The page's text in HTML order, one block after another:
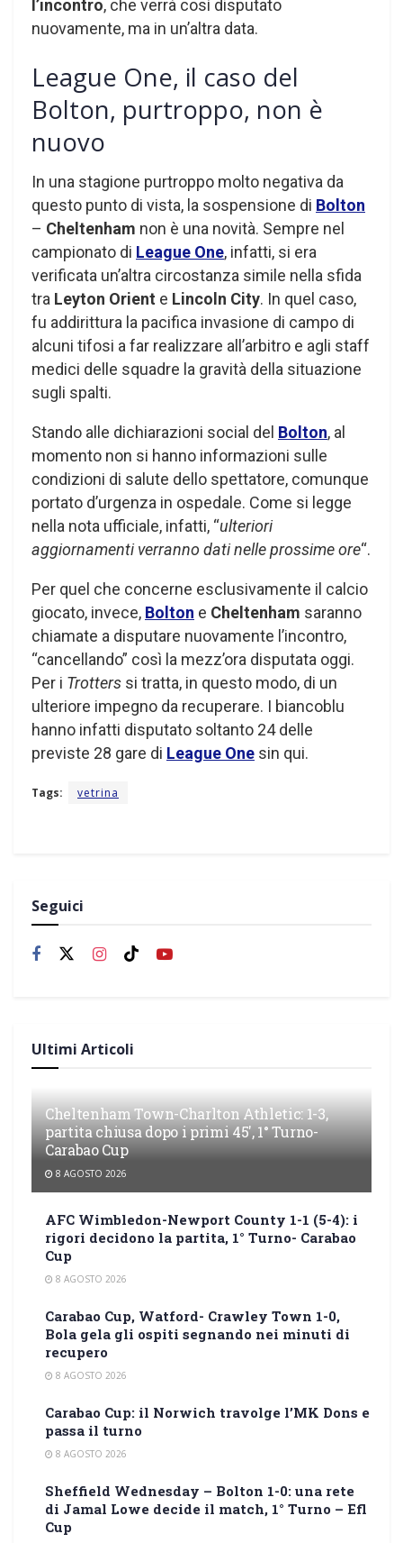
l’incontro, che verrà così disputato
nuovamente, ma in un’altra data.
League One, il caso del
Bolton, purtroppo, non è
nuovo
In una stagione purtroppo molto negativa da
questo punto di vista, la sospensione di Bolton
– Cheltenham non è una novità. Sempre nel
campionato di League One, infatti, si era
verificata un’altra circostanza simile nella sfida
tra Leyton Orient e Lincoln City. In quel caso,
fu addirittura la pacifica invasione di campo di
alcuni tifosi a far realizzare all’arbitro e agli staff
medici delle squadre la gravità della situazione
sugli spalti.
Stando alle dichiarazioni social del Bolton, al
momento non si hanno informazioni sulle
condizioni di salute dello spettatore, comunque
portato d’urgenza in ospedale. Come si legge
nella nota ufficiale, infatti, “ulteriori
aggiornamenti verranno dati nelle prossime ore“.
Per quel che concerne esclusivamente il calcio
giocato, invece, Bolton e Cheltenham saranno
chiamate a disputare nuovamente l’incontro,
“cancellando” così la mezz’ora disputata oggi.
Per i Trotters si tratta, in questo modo, di un
ulteriore impegno da recuperare. I biancoblu
hanno infatti disputato soltanto 24 delle
previste 28 gare di League One sin qui.
Tags: vetrina
Seguici
Ultimi Articoli
Cheltenham Town-Charlton Athletic: 1-3,
partita chiusa dopo i primi 45′, 1° Turno-
Carabao Cup
8 AGOSTO 2026
AFC Wimbledon-Newport County 1-1 (5-4): i
rigori decidono la partita, 1° Turno- Carabao
Cup
8 AGOSTO 2026
Carabao Cup, Watford- Crawley Town 1-0,
Bola gela gli ospiti segnando nei minuti di
recupero
8 AGOSTO 2026
Carabao Cup: il Norwich travolge l’MK Dons e
passa il turno
8 AGOSTO 2026
Sheffield Wednesday – Bolton 1-0: una rete
di Jamal Lowe decide il match, 1° Turno – Efl
Cup